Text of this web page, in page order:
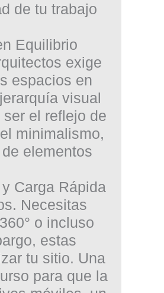
de tu trabajo
Equilibrio
exige
espacios en
visual
el reflejo de
minimalismo,
elementos
Carga Rápida
Necesitas
o incluso
estas
tu sitio. Una
para que la